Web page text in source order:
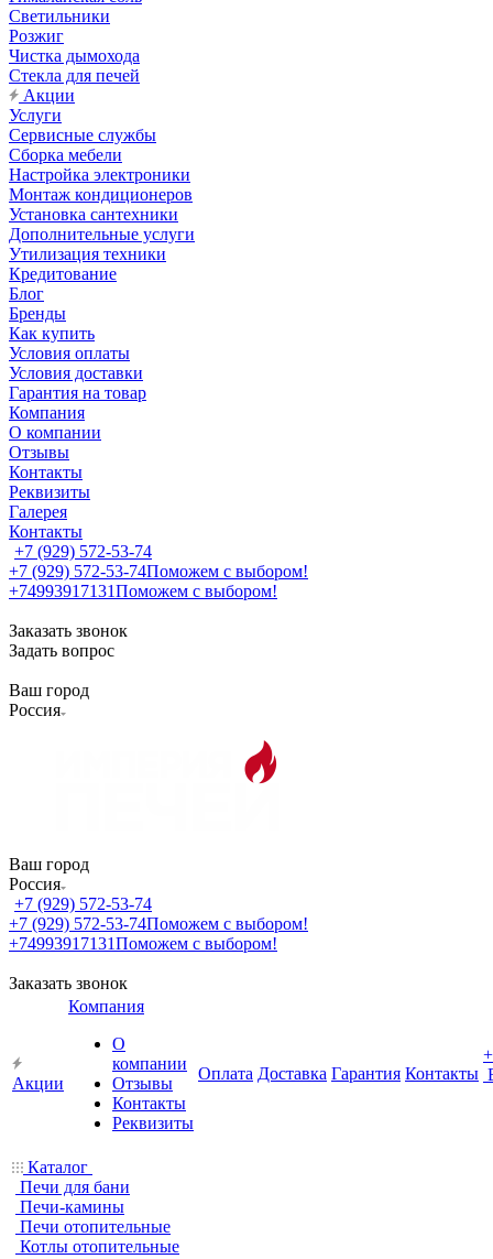
Светильники
Розжиг
Чистка дымохода
Стекла для печей
Акции
Услуги
Сервисные службы
Сборка мебели
Настройка электроники
Монтаж кондиционеров
Установка сантехники
Дополнительные услуги
Утилизация техники
Кредитование
Блог
Бренды
Как купить
Условия оплаты
Условия доставки
Гарантия на товар
Компания
О компании
Отзывы
Контакты
Реквизиты
Галерея
Контакты
+7 (929) 572-53-74
+7 (929) 572-53-74Поможем с выбором!
+74993917131Поможем с выбором!
Заказать звонок
Задать вопрос
Ваш город
Россия
Ваш город
Россия
+7 (929) 572-53-74
+7 (929) 572-53-74Поможем с выбором!
+74993917131Поможем с выбором!
Заказать звонок
Акции
Компания
О
компании
Отзывы
Контакты
Реквизиты
Оплата Доставка Гарантия Контакты
+
Каталог
Печи для бани
Печи-камины
Печи отопительные
Котлы отопительные